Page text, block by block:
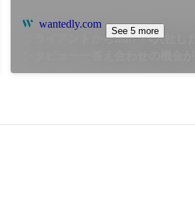
wantedly.com
クライアントからSun*へ入社し
からこそ新しい挑戦ができる
See 5 more